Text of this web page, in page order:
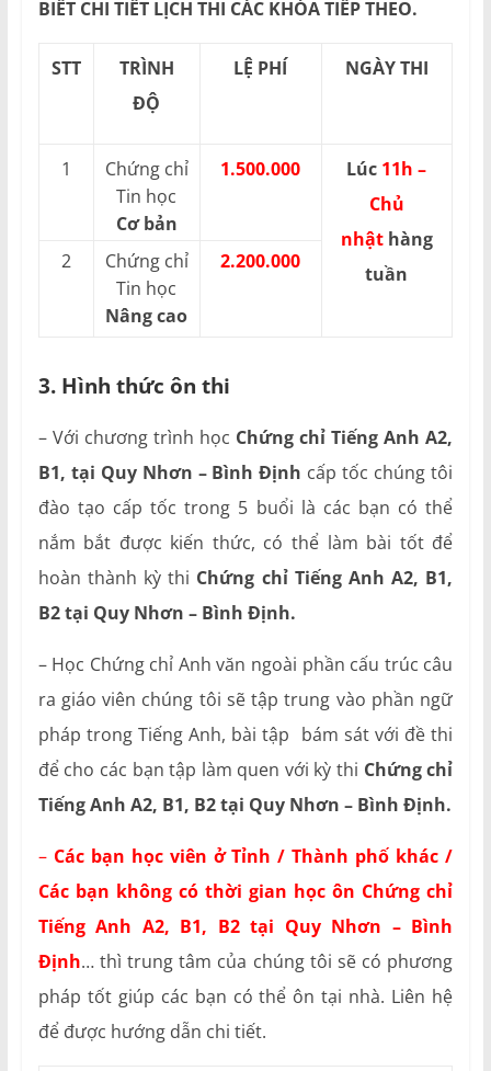
BIẾT CHI TIẾT LỊCH THI CÁC KHÓA TIẾP THEO.
STT
TRÌNH
ĐỘ
LỆ PHÍ NGÀY THI
1
Chứng chỉ
Tin học
Cơ bản
1.500.000 Lúc 11h –
Chủ
nhậthàng
tuần
2
Chứng chỉ
Tin học
Nâng cao
2.200.000
3. Hình thức ôn thi
– Với chương trình học Chứng chỉ Tiếng Anh A2,
B1, tại Quy Nhơn – Bình Định cấp tốc chúng tôi
đào tạo cấp tốc trong 5 buổi là các bạn có thể
nắm bắt được kiến thức, có thể làm bài tốt để
hoàn thành kỳ thi Chứng chỉ Tiếng Anh A2, B1,
B2 tại Quy Nhơn – Bình Định.
– Học Chứng chỉ Anh văn ngoài phần cấu trúc câu
ra giáo viên chúng tôi sẽ tập trung vào phần ngữ
pháp trong Tiếng Anh, bài tập bám sát với đề thi
để cho các bạn tập làm quen với kỳ thi Chứng chỉ
Tiếng Anh A2, B1, B2 tại Quy Nhơn – Bình Định.
– Các bạn học viên ở Tỉnh / Thành phố khác /
Các bạn không có thời gian học ôn Chứng chỉ
Tiếng Anh A2, B1, B2 tại Quy Nhơn – Bình
Định… thì trung tâm của chúng tôi sẽ có phương
pháp tốt giúp các bạn có thể ôn tại nhà. Liên hệ
để được hướng dẫn chi tiết.